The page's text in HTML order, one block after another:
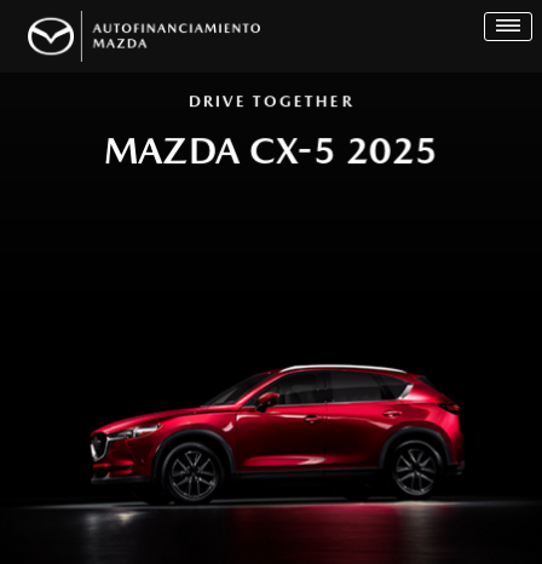
¿QUIÉNES SOMOS?
EVENTOS
FAQ
DRIVE TOGETHER
MAZDA CX-5 2025